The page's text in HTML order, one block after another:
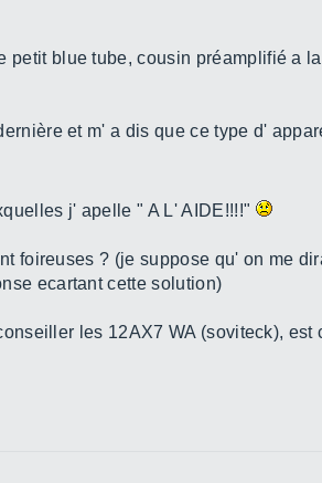
blue tube, cousin préamplifié a
et m' a dis que ce type d'
j' apelle " A L' AIDE!!!!"
foireuses ? (je suppose qu' on me
ecartant cette solution)
les 12AX7 WA (soviteck),